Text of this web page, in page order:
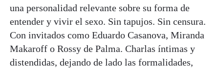
una personalidad relevante sobre su forma de
entender y vivir el sexo. Sin tapujos. Sin censura.
Con invitados como Eduardo Casanova, Miranda
Makaroff o Rossy de Palma. Charlas íntimas y
distendidas, dejando de lado las formalidades,